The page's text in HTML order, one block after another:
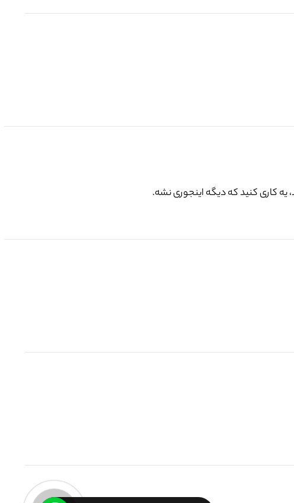
کاری کنید که دیگه اینجوری نشه.